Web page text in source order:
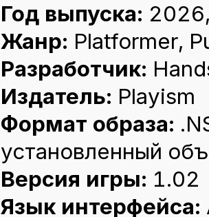
Год выпуска:
Жанр: Platformer,
Разработчик:
Издатель: Playism
Формат образа:
установленный
Версия игры: 1.02
Язык интерфейса: